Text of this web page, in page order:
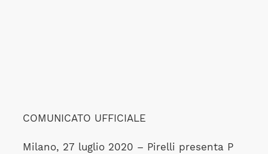
COMUNICATO UFFICIALE
Milano, 27 luglio 2020 – Pirelli presenta P